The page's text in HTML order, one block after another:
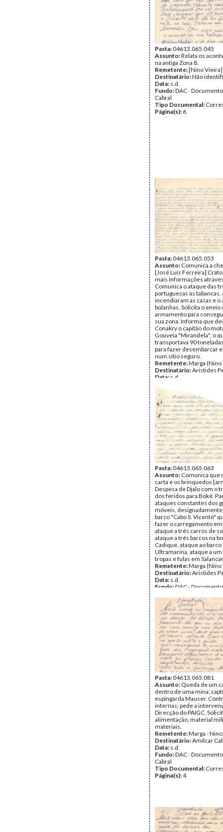
Pasta:04613.065.045
Assunto:Relata os
na antiga Zona 8.
Remetente:[Nino Vieira]
Destinatário:Não
Data: s.d.
Fundo:DAC -
Cabral
Tipo Documental:
Página(s): 6
Pasta:04613.065.053
Assunto: Comunica a
[José Luís Ferreira]
mais informações
Comunica o ataque das
portuguesas às tabancas,
incendiaram as casas e o
bolanhas. Solicita o envio
armamento para
sua zona. Informa que
Conakry o capitão do
Gouveia "Mirandela", o
transportava 90
para fazer desembarcar
num sítio seguro.
Remetente:Marga (Nino
Destinatário:Aristides
Data: s.d.
Cabral
Tipo Documental:
Página(s):3
Pasta:04613.065.063
Assunto: Comunica que
carta e os brinquedos
Despesa de Djalo com o
dos feridos para Boké.
ataques constantes dos
móveis,
barco "Cabo S. Vicente"
fazer o carregamento
ataque a três carros de
ataque a três barcos na
Cadique, ataque ao barco
Ultramarina, ataque a
tropas e fulas em
Remetente:Marga (Nino
Destinatário:Aristides
Data: s.d.
Fundo:DAC -
Tipo Documental:
Página(s):10
Pasta:04613.065.081
Assunto: Queda de um
dentro de uma mina;
espingarda Mauser.
internas; pede a
Direcção do PAIGC.
alimentação, material
materiais.
Remetente:Marga -
Destinatário:Amílcar
Data: s.d.
Fundo:DAC -
Cabral
Tipo Documental:
Página(s):4